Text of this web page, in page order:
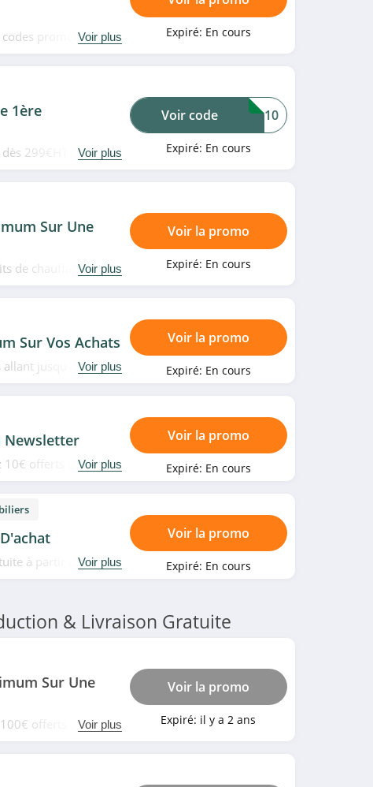
promo, bons
Voir plus Expiré: En cours
1ère
299€HT d'achat
Voir plus
PRO10
Voir code
Expiré: En cours
Sur Une
de chauffage enVoir plus
Voir la promo
Expiré: En cours
Sur Vos Achats
allant jusqu'à 500€
Voir plus
Voir la promo
Expiré: En cours
Newsletter
10€ offerts lors de
Voir plus
Voir la promo
Expiré: En cours
à partir de 50€
Voir plus
Voir la promo
Expiré: En cours
& Livraison Gratuite
Sur Une
offerts sur une
Voir plus
Voir la promo
Expiré: il y a 2 ans